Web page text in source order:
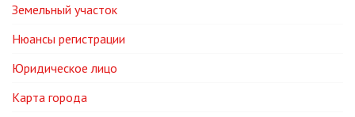
Земельный участок
Нюансы регистрации
Юридическое лицо
Карта города